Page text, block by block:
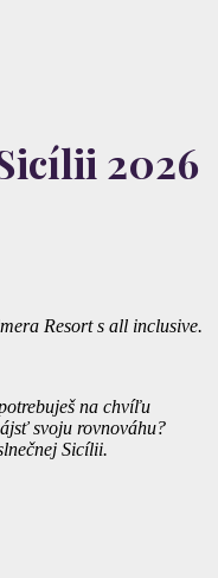
2026
Resort s all inclusive.
na chvíľu
svoju rovnováhu?
Sicílii.